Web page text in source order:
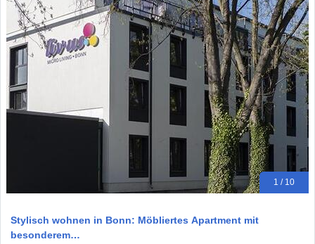
1 / 10
Stylisch wohnen in Bonn: Möbliertes Apartment mit
besonderem…